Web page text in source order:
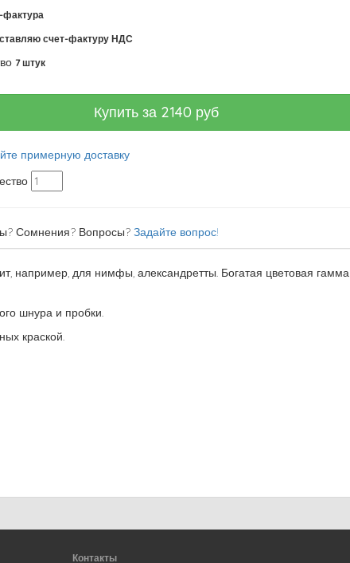
фактура
счет-фактуру НДС
7 штук
Купить за 2140 руб
примерную доставку
Сомнения? Вопросы?Задайте вопрос!
например, для нимфы, александретты. Богатая цветовая гамма
шнура и пробки.
краской.
Контакты